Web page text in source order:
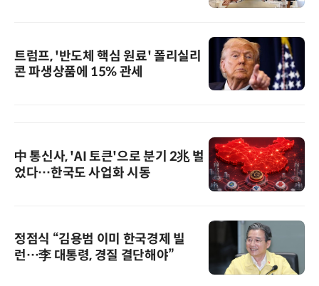
트럼프, '반도체 핵심 원료' 폴리실리
콘 파생상품에 15% 관세
中 통신사, 'AI 토큰'으로 분기 2兆 벌
었다…한국도 사업화 시동
정점식 “김용범 이미 한국경제 빌
런…李 대통령, 경질 결단해야”